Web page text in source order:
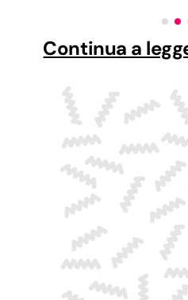
Continua a